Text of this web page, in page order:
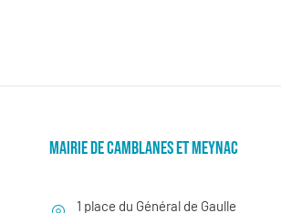
MAIRIE DE CAMBLANES ET MEYNAC
1 place du Général de Gaulle